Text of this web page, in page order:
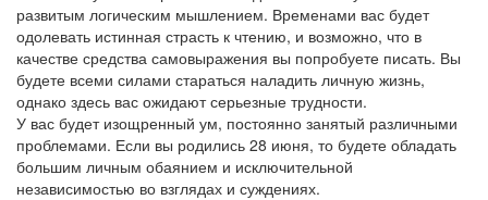
развитым логическим мышлением. Временами вас будет
одолевать истинная страсть к чтению, и возможно, что в
качестве средства самовыражения вы попробуете писать. Вы
будете всеми силами стараться наладить личную жизнь,
однако здесь вас ожидают серьезные трудности.
У вас будет изощренный ум, постоянно занятый различными
проблемами. Если вы родились 28 июня, то будете обладать
большим личным обаянием и исключительной
независимостью во взглядах и суждениях.